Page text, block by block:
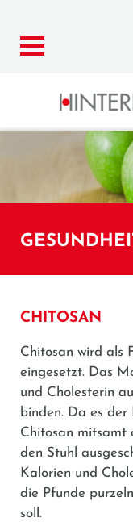
CHITOSAN
Chitosan wird als
eingesetzt. Das
und Cholesterin
binden. Da es
Chitosan mitsamt
den Stuhl
Kalorien und
die Pfunde
soll.